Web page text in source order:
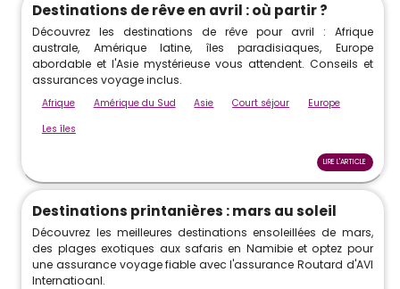
Destinations de rêve en avril : où partir ?
Découvrez les destinations de rêve pour avril : Afrique
australe, Amérique latine, îles paradisiaques, Europe
abordable et l'Asie mystérieuse vous attendent. Conseils et
assurances voyage inclus.
Afrique Amérique du Sud Asie Court séjour
Europe
Les îles
LIRE L'ARTICLE
Destinations printanières : mars au soleil
Découvrez les meilleures destinations ensoleillées de mars,
des plages exotiques aux safaris en Namibie et optez pour
une assurance voyage fiable avec l'assurance Routard d'AVI
Internatioanl.